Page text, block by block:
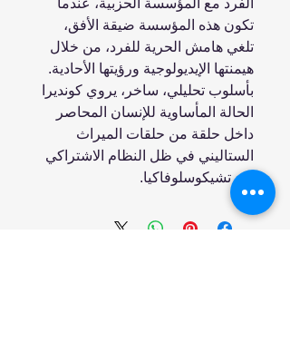
الفرد مع المؤسسة الحزبية، عندما
تكون هذه المؤسسة ضيقة الأفق،
تلغي هامش الحرية للفرد، من خلال
هيمنتها الإيديولوجية ورؤيتها الأحادية.
بأسلوب تحليلي، ساخر، يروي كونديرا
الحالة المأساوية للإنسان المحاصر
داخل حلقة من حلقات الميراث
الستاليني في ظل النظام الاشتراكي
في تشيكوسلوفاكيا.